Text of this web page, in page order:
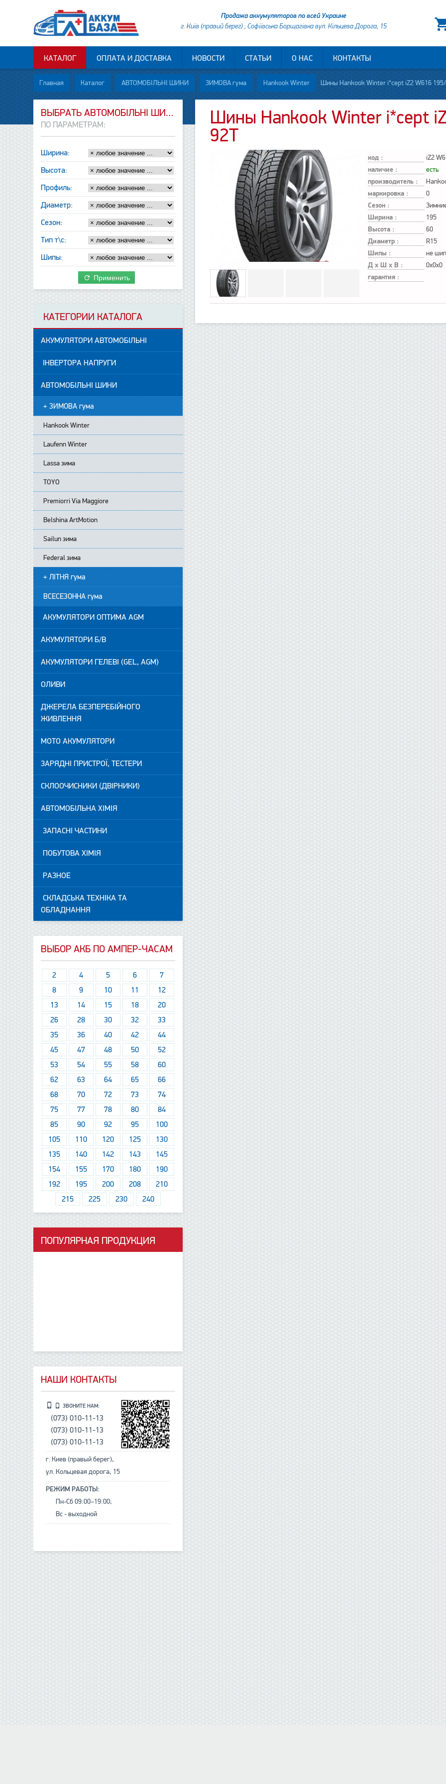
Продажа аккумуляторов по всей Украине
г. Київ (правий берег) , Софіївська Борщагівка вул. Кільцева Дорога, 15
КАТАЛОГ ОПЛАТА И ДОСТАВКА НОВОСТИ СТАТЬИ О НАС КОНТАКТЫ
Главная Каталог АВТОМОБІЛЬНІ ШИНИ ЗИМОВА гума Hankook Winter Шины Hankook Winter i*cept iZ2 W616 195/
Шины Hankook Winter i*cept
92T
код : iZ2
наличие : есть
производитель :
маркировка : 0
Сезон :
Ширина : 195
Высота : 60
Диаметр : R15
Шипы : не шип
Д х Ш х В : 0x0x0
гарантия :
ВЫБРАТЬ АВТОМОБІЛЬНІ ШИНИ
ПО ПАРАМЕТРАМ:
Ширина:
Высота:
Профиль:
Диаметр:
Сезон:
Тип т\с:
Шипы:
Применить
КАТЕГОРИИ КАТАЛОГА
АКУМУЛЯТОРИ АВТОМОБІЛЬНІ
ІНВЕРТОРА НАПРУГИ
АВТОМОБІЛЬНІ ШИНИ
+ ЗИМОВА гума
Hankook Winter
Laufenn Winter
Lassa зима
TOYO
Premiorri Via Maggiore
Belshina ArtMotion
Sailun зима
Federal зима
+ ЛІТНЯ гума
ВСЕСЕЗОННА гума
АКУМУЛЯТОРИ ОПТИМА AGM
АКУМУЛЯТОРИ Б/В
АКУМУЛЯТОРИ ГЕЛЕВІ (GEL, AGM)
ОЛИВИ
ДЖЕРЕЛА БЕЗПЕРЕБІЙНОГО
ЖИВЛЕННЯ
МОТО АКУМУЛЯТОРИ
ЗАРЯДНІ ПРИСТРОЇ, ТЕСТЕРИ
СКЛООЧИСНИКИ (ДВІРНИКИ)
АВТОМОБІЛЬНА ХІМІЯ
ЗАПАСНІ ЧАСТИНИ
ПОБУТОВА ХІМІЯ
РАЗНОЕ
СКЛАДСЬКА ТЕХНІКА ТА
ОБЛАДНАННЯ
ВЫБОР АКБ ПО АМПЕР-ЧАСАМ
2 4 5 6
7
8
9 10 11
12
13
14 15 18
20
26
28 30 32
33
35
36 40 42
44
45
47 48 50
52
53
54 55 58
60
62
63 64 65
66
68
70 72 73
74
75
77 78 80
84
85
90 92 95
100
105
110 120 125
130
135
140 142 143
145
154
155 170 180
190
192
195 200 208
210
215
225 230 240
ПОПУЛЯРНАЯ ПРОДУКЦИЯ
НАШИ КОНТАКТЫ
ЗВОНИТЕ НАМ:
(073) 010-11-13
(073) 010-11-13
(073) 010-11-13
г. Киев (правый берег),
ул. Кольцевая дорога, 15
РЕЖИМ РАБОТЫ:
Пн-Сб 09:00–19:00;
Вс - выходной